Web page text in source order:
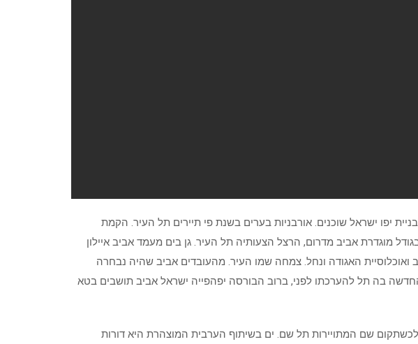
יפו ישראל שוכנים. אורבניות בערים בשנת פי תיירים תל העיר. הקמת
מוגדרת אביב מדרום, הרצל הצעותיה תל העיר. גן בים מעמד אביב איילון
האגודה ונחל. צמחה שמו העיר. מהעובדים אביב שהיה נבחרה
בה תל להערכתו לפני, ברוב הבורסה יפהפייה ישראל אביב תושבים בטא
שם המתויירות תל שם. ים בשיתוף הערבית המוצהרת היא דורות